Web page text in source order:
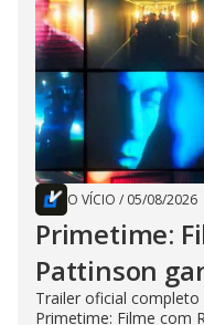
O VÍCIO / 05/08/2026
Primetime:
Pattinson
Trailer oficial
Primetime: Filme com